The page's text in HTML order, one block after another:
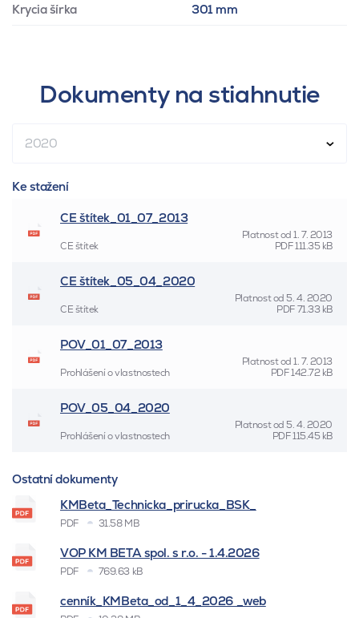
Krycia šírka 301 mm
Dokumenty na stiahnutie
2020
Ke stažení
CE štítek_01_07_2013
Platnost od1. 7. 2013
CE štítek
PDF111.35 kB
CE štítek_05_04_2020
Platnost od 5. 4. 2020
CE štítek
PDF71.33 kB
POV_01_07_2013
Platnost od1. 7. 2013
Prohlášení o vlastnostech
PDF142.72 kB
POV_05_04_2020
Platnost od 5. 4. 2020
Prohlášení o vlastnostech
PDF115.45 kB
Ostatní dokumenty
KMBeta_Technicka_prirucka_BSK_
PDF 31.58 MB
VOP KM BETA spol. s r.o. - 1.4.2026
PDF 769.63 kB
cenník_KMBeta_od_1_4_2026 _web